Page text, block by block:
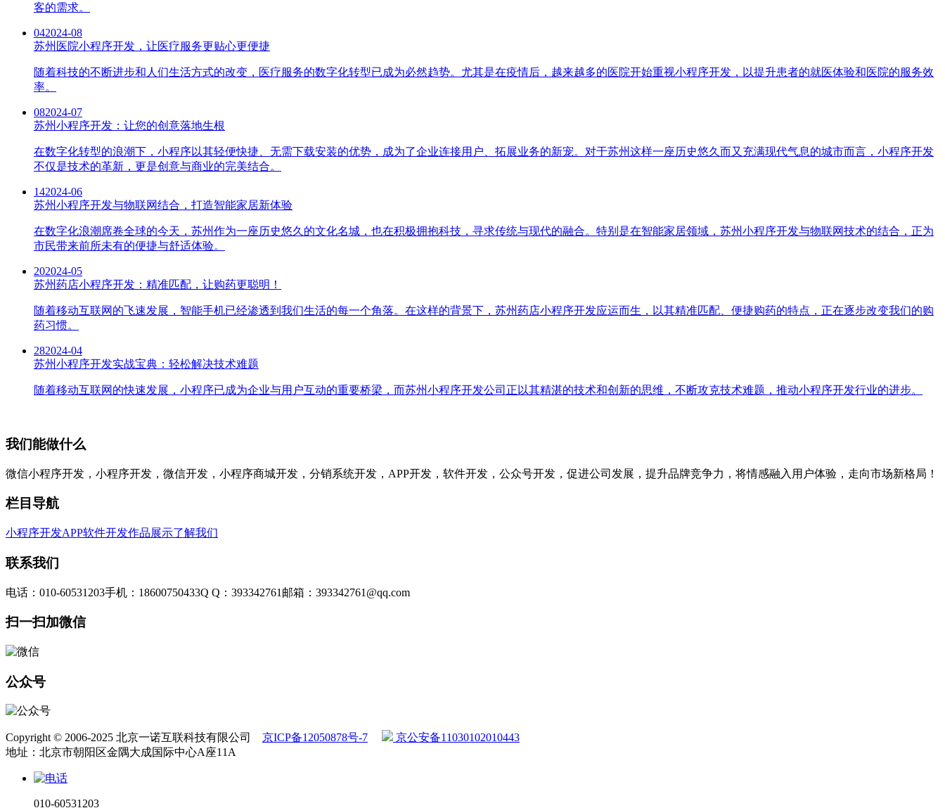
客的需求。
042024-08
苏州医院小程序开发，让医疗服务更贴心更便捷
随着科技的不断进步和人们生活方式的改变，医疗服务的数字化转型已成为必然趋势。尤其是在疫情后，越来越多的医院开始重视小程序开发，以提升患者的就医体验和医院的服务效
率。
082024-07
苏州小程序开发：让您的创意落地生根
在数字化转型的浪潮下，小程序以其轻便快捷、无需下载安装的优势，成为了企业连接用户、拓展业务的新宠。对于苏州这样一座历史悠久而又充满现代气息的城市而言，小程序开发
不仅是技术的革新，更是创意与商业的完美结合。
142024-06
苏州小程序开发与物联网结合，打造智能家居新体验
在数字化浪潮席卷全球的今天，苏州作为一座历史悠久的文化名城，也在积极拥抱科技，寻求传统与现代的融合。特别是在智能家居领域，苏州小程序开发与物联网技术的结合，正为
市民带来前所未有的便捷与舒适体验。
202024-05
苏州药店小程序开发：精准匹配，让购药更聪明！
随着移动互联网的飞速发展，智能手机已经渗透到我们生活的每一个角落。在这样的背景下，苏州药店小程序开发应运而生，以其精准匹配、便捷购药的特点，正在逐步改变我们的购
药习惯。
282024-04
苏州小程序开发实战宝典：轻松解决技术难题
随着移动互联网的快速发展，小程序已成为企业与用户互动的重要桥梁，而苏州小程序开发公司正以其精湛的技术和创新的思维，不断攻克技术难题，推动小程序开发行业的进步。
我们能做什么
微信小程序开发，小程序开发，微信开发，小程序商城开发，分销系统开发，APP开发，软件开发，公众号开发，促进公司发展，提升品牌竞争力，将情感融入用户体验，走向市场新格局！
栏目导航
小程序开发APP软件开发作品展示了解我们
联系我们
电话：010-60531203手机：18600750433Q Q：393342761 邮箱：393342761@qq.com
扫一扫加微信
公众号
Copyright © 2006-2025 北京一诺互联科技有限公司 京ICP备12050878号-7
京公安备11030102010443
地址：北京市朝阳区金隅大成国际中心A座11A
010-60531203